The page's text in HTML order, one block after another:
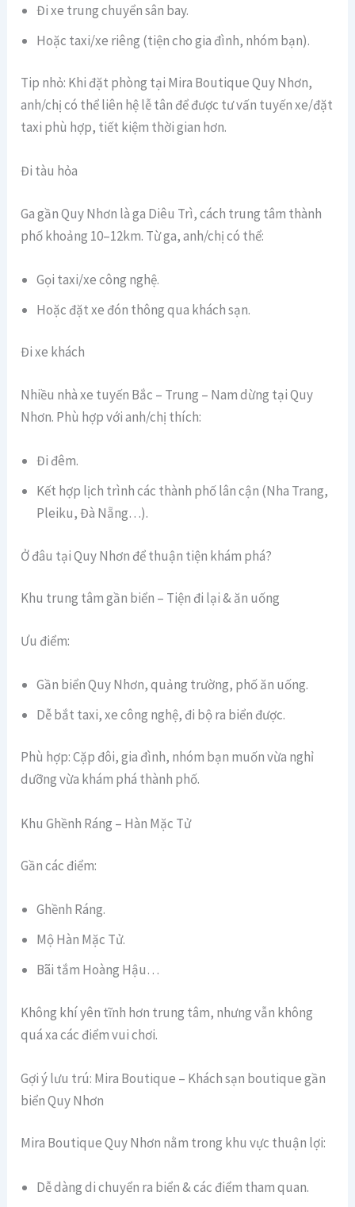
Đi xe trung chuyển sân bay.
Hoặc taxi/xe riêng (tiện cho gia đình, nhóm bạn).
Tip nhỏ: Khi đặt phòng tại Mira Boutique Quy Nhơn,
anh/chị có thể liên hệ lễ tân để được tư vấn tuyến xe/đặt
taxi phù hợp, tiết kiệm thời gian hơn.
Đi tàu hỏa
Ga gần Quy Nhơn là ga Diêu Trì, cách trung tâm thành
phố khoảng 10–12km. Từ ga, anh/chị có thể:
Gọi taxi/xe công nghệ.
Hoặc đặt xe đón thông qua khách sạn.
Đi xe khách
Nhiều nhà xe tuyến Bắc – Trung – Nam dừng tại Quy
Nhơn. Phù hợp với anh/chị thích:
Đi đêm.
Kết hợp lịch trình các thành phố lân cận (Nha Trang,
Pleiku, Đà Nẵng…).
Ở đâu tại Quy Nhơn để thuận tiện khám phá?
Khu trung tâm gần biển – Tiện đi lại & ăn uống
Ưu điểm:
Gần biển Quy Nhơn, quảng trường, phố ăn uống.
Dễ bắt taxi, xe công nghệ, đi bộ ra biển được.
Phù hợp: Cặp đôi, gia đình, nhóm bạn muốn vừa nghỉ
dưỡng vừa khám phá thành phố.
Khu Ghềnh Ráng – Hàn Mặc Tử
Gần các điểm:
Ghềnh Ráng.
Mộ Hàn Mặc Tử.
Bãi tắm Hoàng Hậu…
Không khí yên tĩnh hơn trung tâm, nhưng vẫn không
quá xa các điểm vui chơi.
Gợi ý lưu trú: Mira Boutique – Khách sạn boutique gần
biển Quy Nhơn
Mira Boutique Quy Nhơn nằm trong khu vực thuận lợi:
Dễ dàng di chuyển ra biển & các điểm tham quan.